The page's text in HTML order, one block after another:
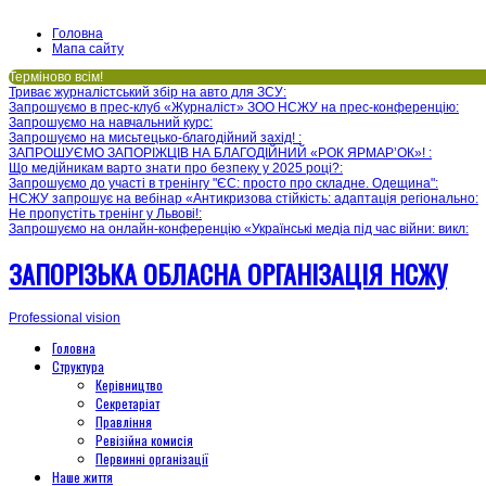
Головна
Мапа сайту
Терміново всім!
Триває журналістський збір на авто для ЗСУ:
Запрошуємо в прес-клуб «Журналіст» ЗОО НСЖУ на прес-конференцію:
Запрошуємо на навчальний курс:
Запрошуємо на мисьтецько-благодійний захід! :
ЗАПРОШУЄМО ЗАПОРІЖЦІВ НА БЛАГОДІЙНИЙ «РОК ЯРМАР’ОК»! :
Що медійникам варто знати про безпеку у 2025 році?:
Запрошуємо до участі в тренінгу "ЄС: просто про складне. Одещина":
НСЖУ запрошує на вебінар «Антикризова стійкість: адаптація регіонально:
Не пропустіть тренінг у Львові!:
Запрошуємо на онлайн-конференцію «Українські медіа під час війни: викл:
ЗАПОРІЗЬКА ОБЛАСНА ОРГАНІЗАЦІЯ НСЖУ
Professional vision
Головна
Структура
Керівництво
Секретаріат
Правління
Ревізійна комисія
Первинні організації
Наше життя